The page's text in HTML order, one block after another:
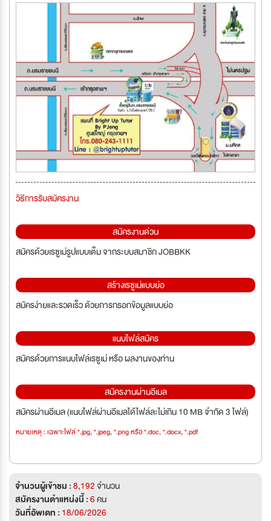
วิธีการรับสมัครงาน
สมัครงานด่วน
สมัครด้วยเรซูเม่รูปแบบเต็ม จากระบบสมาชิก JOBBKK
สร้างเรซูเม่แบบย่อ
สมัครง่ายและรวดเร็ว ด้วยการกรอกข้อมูลแบบย่อ
แนบไฟล์สมัคร
สมัครด้วยการแนบไฟล์เรซูเม่ หรือ ผลงานของท่าน
สมัครงานผ่านอีเมล
สมัครผ่านอีเมล (แนบไฟล์ผ่านอีเมลได้ไฟล์ละไม่เกิน 10 MB จำกัด 3 ไฟล์)
หมายเหตุ : เฉพาะไฟล์ *.jpg, *.jpeg, *.png หรือ *.doc, *.docx, *.pdf
จำนวนผู้เข้าชม :8,192จำนวน
สมัครงานตำแหน่งนี้ :6คน
วันที่อัพเดท : 18/06/2026